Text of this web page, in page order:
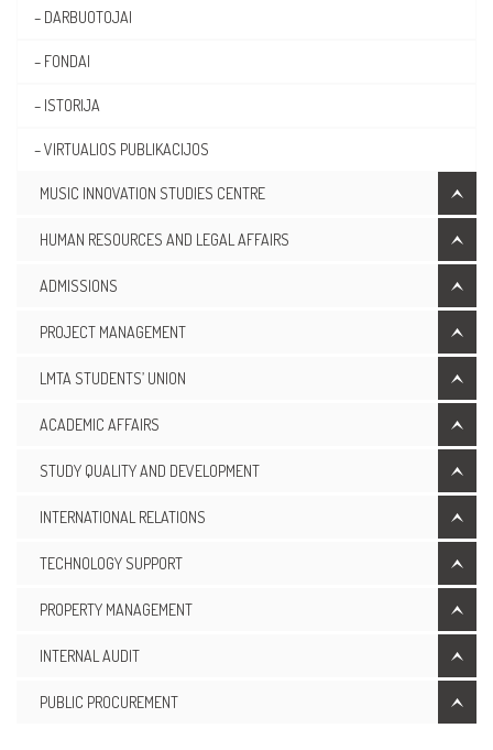
– DARBUOTOJAI
– FONDAI
– ISTORIJA
– VIRTUALIOS PUBLIKACIJOS
MUSIC INNOVATION STUDIES CENTRE
HUMAN RESOURCES AND LEGAL AFFAIRS
ADMISSIONS
PROJECT MANAGEMENT
LMTA STUDENTS’ UNION
ACADEMIC AFFAIRS
STUDY QUALITY AND DEVELOPMENT
INTERNATIONAL RELATIONS
TECHNOLOGY SUPPORT
PROPERTY MANAGEMENT
INTERNAL AUDIT
PUBLIC PROCUREMENT